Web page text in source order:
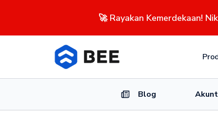
🚀 Rayakan Kemerdekaan!
Blog